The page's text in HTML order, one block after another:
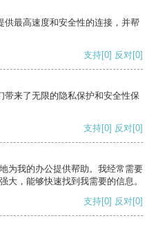
最高速度和安全性的连接，并帮
支持[0] 反对[0]
来了无限的隐私保护和安全性保
支持[0] 反对[0]
为我的办公提供帮助。我经常需要
大，能够快速找到我需要的信息。
支持[0] 反对[0]